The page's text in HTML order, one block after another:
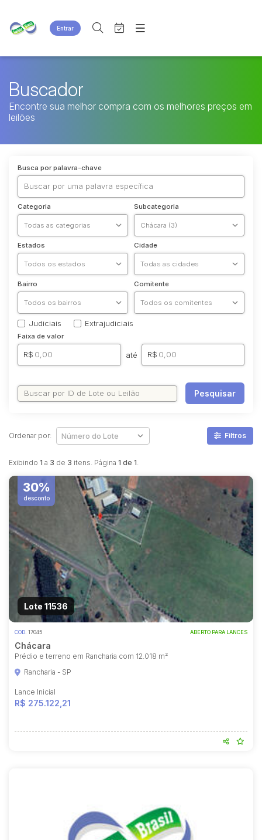
Entrar
Criar conta Entrar
Site
Quem Somos
Contato
Home
Quem Somos
Eventos
Buscador
Encontre sua melhor compra com os melhores preços em
leilões
Busca por palavra-chave
Categoria Subcategoria
Estados Cidade
Bairro Comitente
Judiciais Extrajudiciais
Faixa de valor
R$ até R$
Pesquisar
Exibindo 1 a 3 de 3 itens. Página 1 de 1.
Ordenar por: Filtros
30%
desconto
Lote 11536
COD. 17045 ABERTO PARA LANCES
Chácara
Prédio e terreno em Rancharia com 12.018 m²
Rancharia - SP
Lance Inicial
R$ 275.122,21